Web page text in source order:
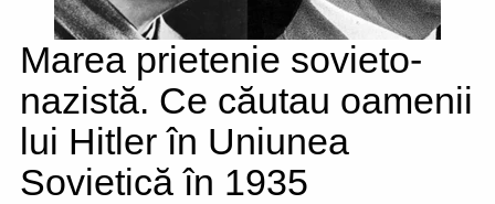
Marea prietenie sovieto-
nazistă. Ce căutau oamenii
lui Hitler în Uniunea
Sovietică în 1935